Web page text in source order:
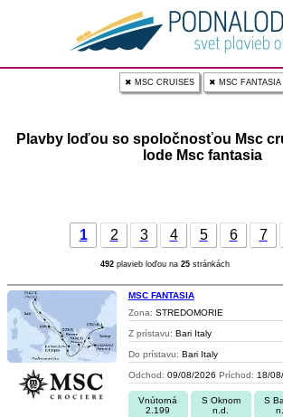
✖ MSC CRUISES ✖ MSC FANTASIA
Plavby loďou so spoločnosťou Msc
lode Msc fantasia
1 2 3 4 5 6 7
492 plavieb loďou na 25 stránkách
MSC FANTASIA
Zona: STREDOMORIE
Z prístavu: Bari Italy
Do prístavu: Bari Italy
Odchod: 09/08/2026 Príchod: 18/
Vnútorná
2.199
S Oknom
n.d.
S